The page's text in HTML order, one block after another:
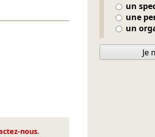
nous.
un
une
un
Je